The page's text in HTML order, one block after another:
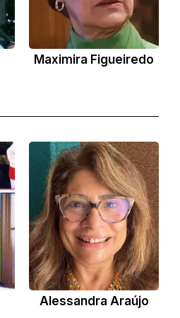
Maximira Figueiredo
Alessandra Araújo